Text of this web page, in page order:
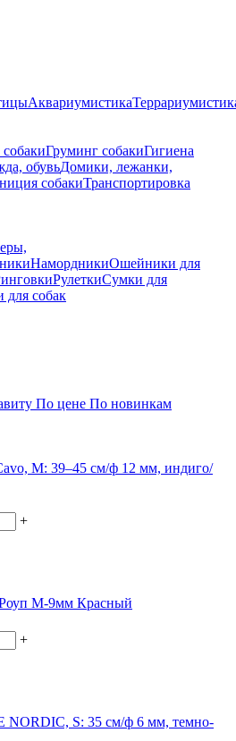
Аквариумистика
Груминг собакиГигиена
обувьДомики, лежанки,
собакиТранспортировка
НамордникиОшейники для
РулеткиСумки для
собак
По цене По новинкам
М: 39–45 см/ф 12 мм, индиго/
+
Роуп M-9мм Красный
+
NORDIC, S: 35 см/ф 6 мм, темно-